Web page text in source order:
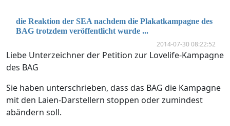
die Reaktion der SEA nachdem die Plakatkampagne des
BAG trotzdem veröffentlicht wurde ...
2014-07-30 08:22:52
Liebe Unterzeichner der Petition zur Lovelife-Kampagne
des BAG
Sie haben unterschrieben, dass das BAG die Kampagne
mit den Laien-Darstellern stoppen oder zumindest
abändern soll.